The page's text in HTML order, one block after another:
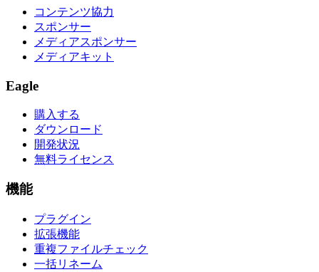
コンテンツ協力
スポンサー
メディアスポンサー
メディアキット
Eagle
購入する
ダウンロード
開発状況
無料ライセンス
機能
プラグイン
拡張機能
重複ファイルチェック
一括リネーム